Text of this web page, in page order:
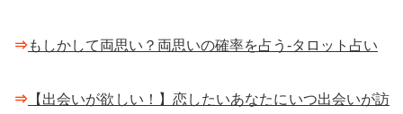
⇒もしかして両思い？両思いの確率を占う-タロット占い
⇒ 【出会いが欲しい！】恋したいあなたにいつ出会いが訪